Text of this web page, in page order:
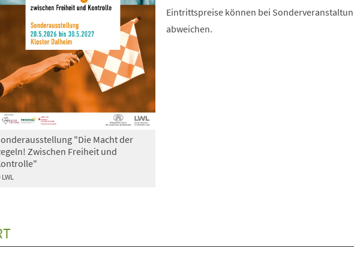
"Die Macht der
Zwischen Freiheit und
Eintrittspreise können bei
abweichen.